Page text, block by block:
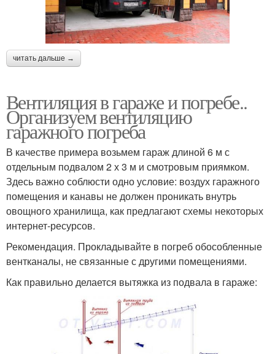
читать дальше →
Вентиляция в гараже и погребе..
Организуем вентиляцию
гаражного погреба
В качестве примера возьмем гараж длиной 6 м с
отдельным подвалом 2 х 3 м и смотровым приямком.
Здесь важно соблюсти одно условие: воздух гаражного
помещения и канавы не должен проникать внутрь
овощного хранилища, как предлагают схемы некоторых
интернет-ресурсов.
Рекомендация. Прокладывайте в погреб обособленные
вентканалы, не связанные с другими помещениями.
Как правильно делается вытяжка из подвала в гараже: